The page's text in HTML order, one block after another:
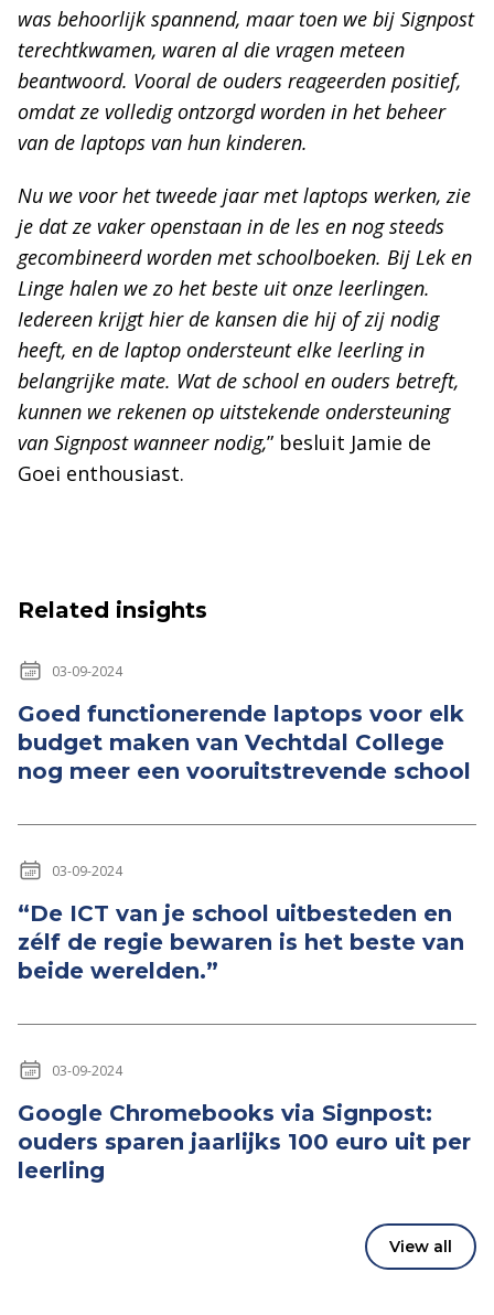
was behoorlijk spannend, maar toen we bij Signpost
terechtkwamen, waren al die vragen meteen
beantwoord. Vooral de ouders reageerden positief,
omdat ze volledig ontzorgd worden in het beheer
van de laptops van hun kinderen.
Nu we voor het tweede jaar met laptops werken, zie
je dat ze vaker openstaan in de les en nog steeds
gecombineerd worden met schoolboeken. Bij Lek en
Linge halen we zo het beste uit onze leerlingen.
Iedereen krijgt hier de kansen die hij of zij nodig
heeft, en de laptop ondersteunt elke leerling in
belangrijke mate. Wat de school en ouders betreft,
kunnen we rekenen op uitstekende ondersteuning
van Signpost wanneer nodig,” besluit Jamie de
Goei enthousiast.
Related insights
03-09-2024
Goed functionerende laptops voor elk
budget maken van Vechtdal College
nog meer een vooruitstrevende school
03-09-2024
“De ICT van je school uitbesteden en
zélf de regie bewaren is het beste van
beide werelden.”
03-09-2024
Google Chromebooks via Signpost:
ouders sparen jaarlijks 100 euro uit per
leerling
View all